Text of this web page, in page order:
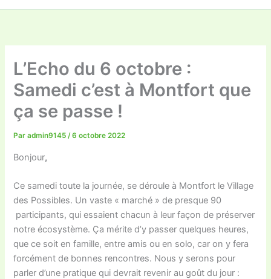
L’Echo du 6 octobre :
Samedi c’est à Montfort que
ça se passe !
Paradmin9145/6 octobre 2022
Bonjour,
Ce samedi toute la journée, se déroule à Montfort le Village
des Possibles. Un vaste « marché » de presque 90
participants, qui essaient chacun à leur façon de préserver
notre écosystème. Ça mérite d’y passer quelques heures,
que ce soit en famille, entre amis ou en solo, car on y fera
forcément de bonnes rencontres. Nous y serons pour
parler d’une pratique qui devrait revenir au goût du jour :